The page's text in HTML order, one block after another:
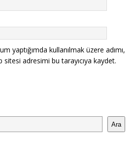
yaptığımda kullanılmak üzere adımı,
adresimi bu tarayıcıya kaydet.
Ara